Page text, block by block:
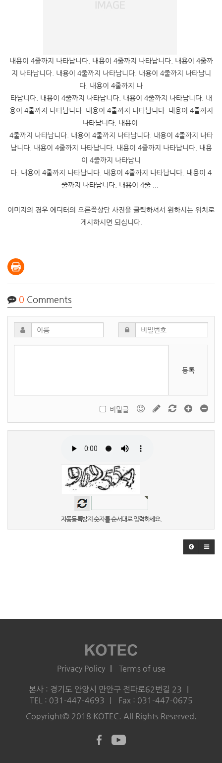
내용이 4줄까지 나타납니다. 내용이 4줄까지 나타납니다. 내용이 4줄까
지 나타납니다. 내용이 4줄까지 나타납니다. 내용이 4줄까지 나타납니
다. 내용이 4줄까지 나
타납니다. 내용이 4줄까지 나타납니다. 내용이 4줄까지 나타납니다. 내
용이 4줄까지 나타납니다. 내용이 4줄까지 나타납니다. 내용이 4줄까지
나타납니다. 내용이
4줄까지 나타납니다. 내용이 4줄까지 나타납니다. 내용이 4줄까지 나타
납니다. 내용이 4줄까지 나타납니다. 내용이 4줄까지 나타납니다. 내용
이 4줄까지 나타납니
다. 내용이 4줄까지 나타납니다. 내용이 4줄까지 나타납니다. 내용이 4
줄까지 나타납니다. 내용이 4줄 ...
이미지의 경우 에디터의 오른쪽상단 사진을 클릭하셔서 원하시는 위치로
게시하시면 되십니다.
0 Comments
등록
비밀글
자동등록방지 숫자를 순서대로 입력하세요.
Privacy Policy Terms of use
본사 : 경기도 안양시 만안구 전파로62번길 23
TEL : 031-447-4693
Fax : 031-447-0675
Copyright© 2018 KOTEC. All Rights Reserved.